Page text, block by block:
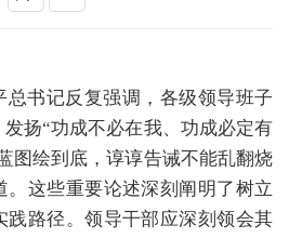
总书记反复强调，各级领导班子
扬“功成不必在我、功成必定有
图绘到底，谆谆告诫不能乱翻烧
。这些重要论述深刻阐明了树立
践路径。领导干部应深刻领会其